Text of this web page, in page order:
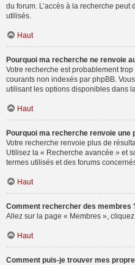
du forum. L’accès à la recherche
utilisés.
Haut
Pourquoi ma recherche ne renvoie
Votre recherche est probablement
courants non indexés par phpBB.
utilisant les options disponibles dans
Haut
Pourquoi ma recherche renvoie une
Votre recherche renvoie plus de
Utilisez la « Recherche avancée » et
termes utilisés et des forums
Haut
Comment rechercher des membres
Allez sur la page « Membres »,
Haut
Comment puis-je trouver mes